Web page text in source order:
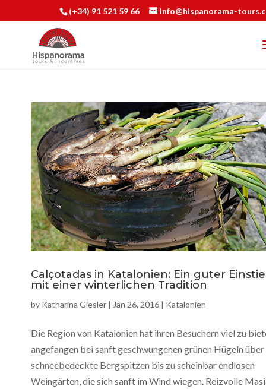
(+34) 91 521 59 66 info@hispanorama-
Calçotadas in Katalonien: Ein guter
mit einer winterlichen Tradition
by Katharina Giesler | Jän 26, 2016 | Katalonien
Die Region von Katalonien hat ihren Besuchern viel zu
angefangen bei sanft geschwungenen grünen Hügeln über
schneebedeckte Bergspitzen bis zu scheinbar endlosen
Weingärten, die sich sanft im Wind wiegen. Reizvolle